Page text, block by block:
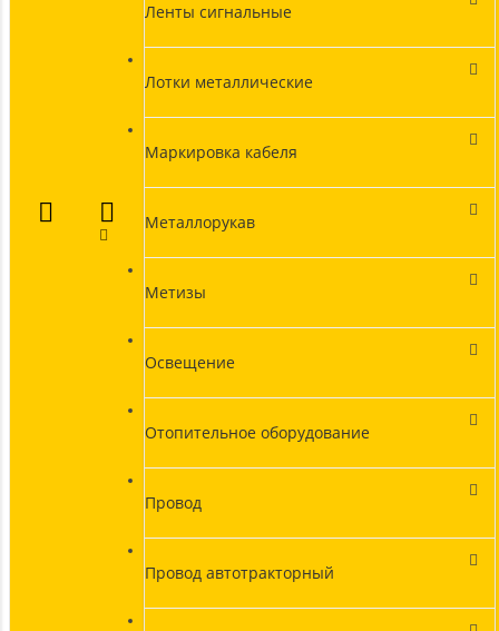
Ленты сигнальные
Лотки металлические
Маркировка кабеля
Металлорукав
Метизы
Освещение
Отопительное оборудование
Провод
Провод автотракторный